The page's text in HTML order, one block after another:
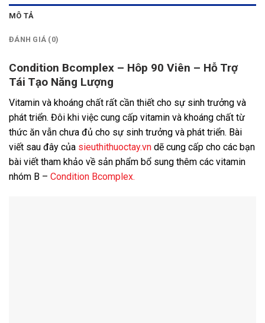
MÔ TẢ
ĐÁNH GIÁ (0)
Condition Bcomplex – Hôp 90 Viên – Hỗ Trợ
Tái Tạo Năng Lượng
Vitamin và khoáng chất rất cần thiết cho sự sinh trưởng và
phát triển. Đôi khi việc cung cấp vitamin và khoáng chất từ
thức ăn vẫn chưa đủ cho sự sinh trưởng và phát triển. Bài
viết sau đây của sieuthithuoctay.vn dẽ cung cấp cho các bạn
bài viết tham khảo về sản phẩm bổ sung thêm các vitamin
nhóm B – Condition Bcomplex.